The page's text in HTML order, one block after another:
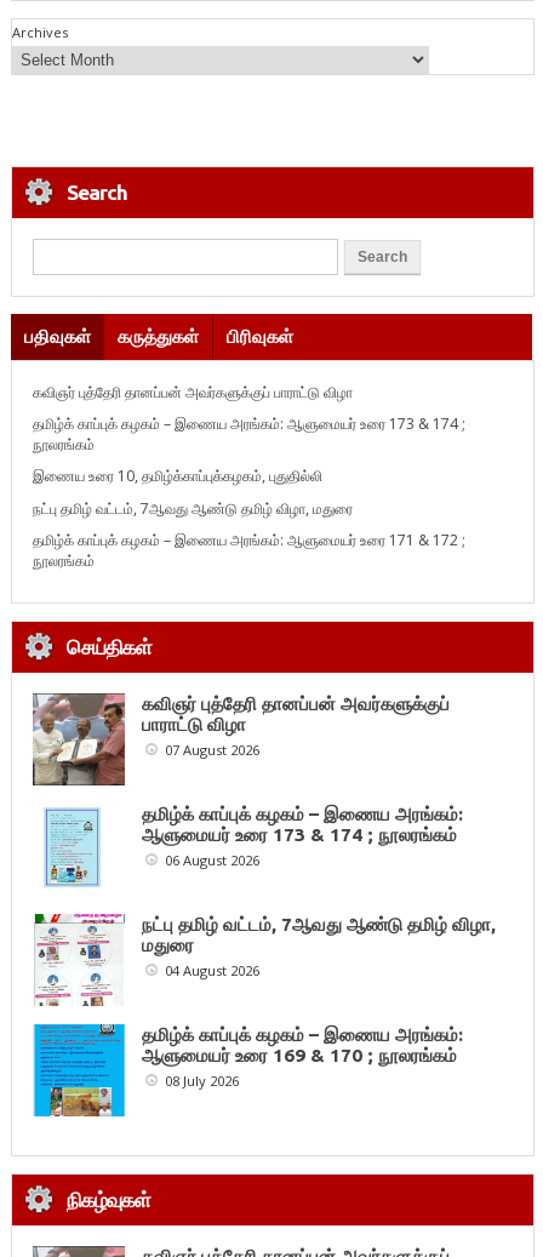
Archives
Search
பதிவுகள் கருத்துகள் பிரிவுகள்
கவிஞர் புத்தேரி தானப்பன் அவர்களுக்குப் பாராட்டு விழா
தமிழ்க் காப்புக் கழகம் – இணைய அரங்கம்: ஆளுமையர் உரை 173 & 174 ;
நூலரங்கம்
இணைய உரை 10, தமிழ்க்காப்புக்கழகம், புதுதில்லி
நட்பு தமிழ் வட்டம், 7ஆவது ஆண்டு தமிழ் விழா, மதுரை
தமிழ்க் காப்புக் கழகம் – இணைய அரங்கம்: ஆளுமையர் உரை 171 & 172 ;
நூலரங்கம்
செய்திகள்
கவிஞர் புத்தேரி தானப்பன் அவர்களுக்குப்
பாராட்டு விழா
07 August 2026
தமிழ்க் காப்புக் கழகம் – இணைய அரங்கம்:
ஆளுமையர் உரை 173 & 174 ; நூலரங்கம்
06 August 2026
நட்பு தமிழ் வட்டம், 7ஆவது ஆண்டு தமிழ் விழா,
மதுரை
04 August 2026
தமிழ்க் காப்புக் கழகம் – இணைய அரங்கம்:
ஆளுமையர் உரை 169 & 170 ; நூலரங்கம்
08 July 2026
நிகழ்வுகள்